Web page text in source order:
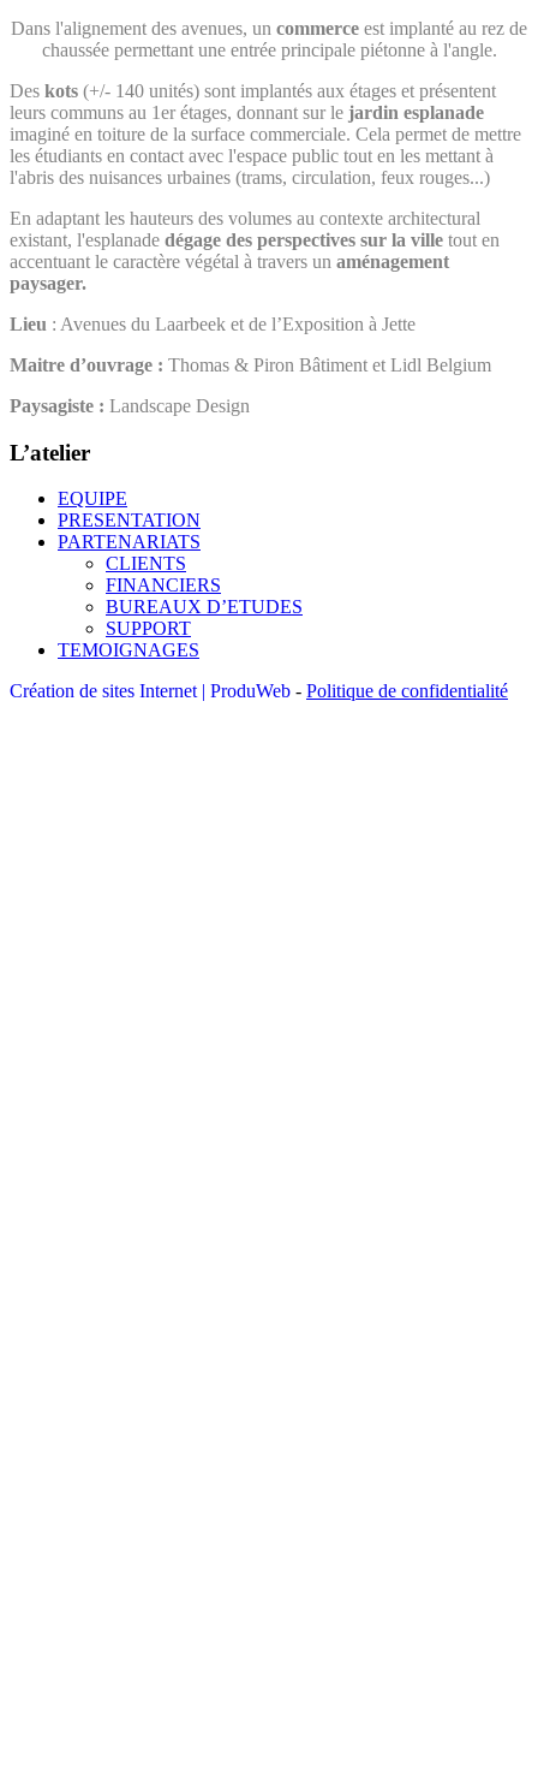
Dans l'alignement des avenues, un commerce est implanté au rez de
chaussée permettant une entrée principale piétonne à l'angle.
Des kots (+/- 140 unités) sont implantés aux étages et présentent
leurs communs au 1er étages, donnant sur le jardin esplanade
imaginé en toiture de la surface commerciale. Cela permet de mettre
les étudiants en contact avec l'espace public tout en les mettant à
l'abris des nuisances urbaines (trams, circulation, feux rouges...)
En adaptant les hauteurs des volumes au contexte architectural
existant, l'esplanade dégage des perspectives sur la ville tout en
accentuant le caractère végétal à travers un aménagement
paysager.
Lieu : Avenues du Laarbeek et de l’Exposition à Jette
Maitre d’ouvrage : Thomas & Piron Bâtiment et Lidl Belgium
Paysagiste : Landscape Design
L’atelier
EQUIPE
PRESENTATION
PARTENARIATS
CLIENTS
FINANCIERS
BUREAUX D’ETUDES
SUPPORT
TEMOIGNAGES
Création de sites Internet | ProduWeb - Politique de confidentialité